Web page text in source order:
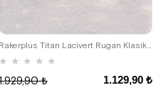
Rakerplus Titan Lacivert Rugan Klasik Erkek Bebek Ayakkabı
★ ★ ★ ★ ★
1.129,90 ₺
₺